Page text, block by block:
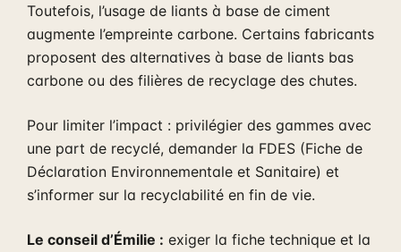
Toutefois, l’usage de liants à base de ciment
augmente l’empreinte carbone. Certains fabricants
proposent des alternatives à base de liants bas
carbone ou des filières de recyclage des chutes.
Pour limiter l’impact : privilégier des gammes avec
une part de recyclé, demander la FDES (Fiche de
Déclaration Environnementale et Sanitaire) et
s’informer sur la recyclabilité en fin de vie.
Le conseil d’Émilie : exiger la fiche technique et la